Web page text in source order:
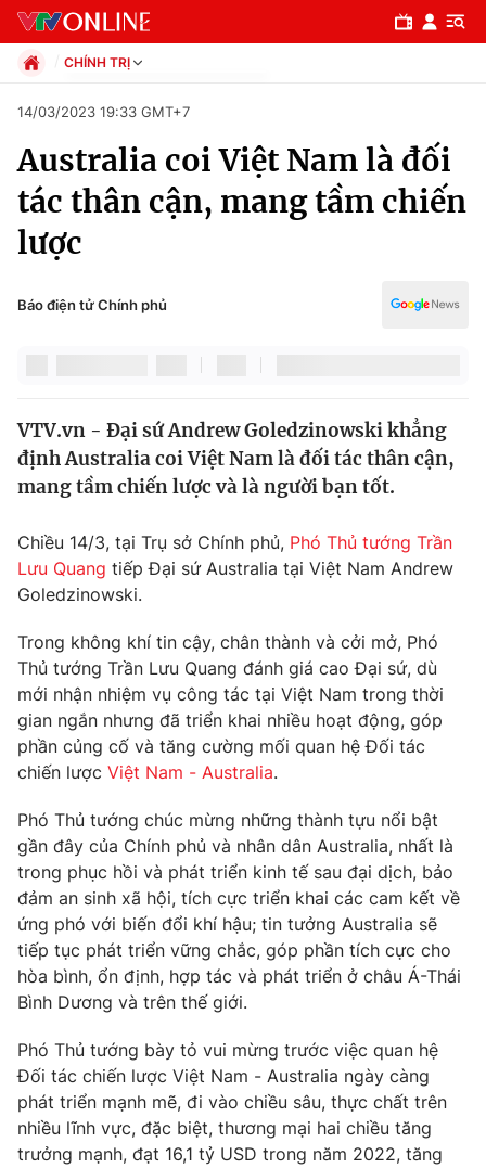
Chuyên mục
Chính trị
Thế giới
Thế giới đó đây
Câu chuyện quốc tế
Kinh tế
Tài chính
Góc doanh nghiệp
Dữ liệu và đời sống
Truyền hình
Phim VTV
Hậu trường
Nhân vật
Khán giả
Giải sao mai
Giải trí
Điện ảnh
Âm nhạc
Sao
Đời sống
Du lịch
Làm đẹp
Chất lượng cuộc sống
Giáo dục
Tuyển sinh
Học trực tuyến
Công nghệ
Hitech Công nghệ tương lai
Sản phẩm
Thị trường
Tư vấn
Giao lưu trực tuyến
Chuyên mục khác
Emagazine Podcast
CHÍNH TRỊ
Xã hội
Pháp luật
Thể thao
Truyền hình
14/03/2023 19:33 GMT+7
Australia coi Việt Nam là đối
tác thân cận, mang tầm chiến
lược
Báo điện tử Chính phủ
VTV.vn - Đại sứ Andrew Goledzinowski khẳng
định Australia coi Việt Nam là đối tác thân cận,
mang tầm chiến lược và là người bạn tốt.
Chiều 14/3, tại Trụ sở Chính phủ, Phó Thủ tướng Trần
Lưu Quang tiếp Đại sứ Australia tại Việt Nam Andrew
Goledzinowski.
Trong không khí tin cậy, chân thành và cởi mở, Phó
Thủ tướng Trần Lưu Quang đánh giá cao Đại sứ, dù
mới nhận nhiệm vụ công tác tại Việt Nam trong thời
gian ngắn nhưng đã triển khai nhiều hoạt động, góp
phần củng cố và tăng cường mối quan hệ Đối tác
chiến lược Việt Nam - Australia.
Phó Thủ tướng chúc mừng những thành tựu nổi bật
gần đây của Chính phủ và nhân dân Australia, nhất là
trong phục hồi và phát triển kinh tế sau đại dịch, bảo
đảm an sinh xã hội, tích cực triển khai các cam kết về
ứng phó với biến đổi khí hậu; tin tưởng Australia sẽ
tiếp tục phát triển vững chắc, góp phần tích cực cho
hòa bình, ổn định, hợp tác và phát triển ở châu Á-Thái
Bình Dương và trên thế giới.
Phó Thủ tướng bày tỏ vui mừng trước việc quan hệ
Đối tác chiến lược Việt Nam - Australia ngày càng
phát triển mạnh mẽ, đi vào chiều sâu, thực chất trên
nhiều lĩnh vực, đặc biệt, thương mại hai chiều tăng
trưởng mạnh, đạt 16,1 tỷ USD trong năm 2022, tăng